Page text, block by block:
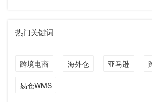
热门关键词
跨境电商 海外仓 亚马逊
易仓WMS